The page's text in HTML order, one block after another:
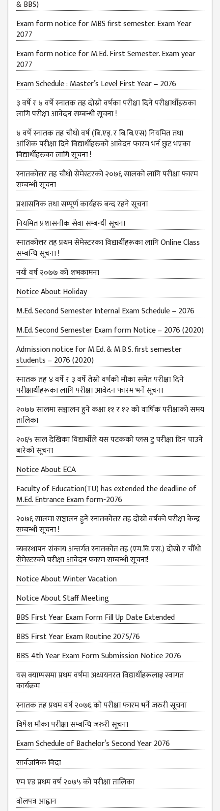
JOB
PLACEMENT
VACANCY
TENDER
VIDEO
GALLERY
FEEDBACK
FAQ
CONTACT
& BBS)
Exam form notice for MBS first semester. Exam Year
2077
Exam form notice for M.Ed. First Semester. Exam year
2077
Exam Schedule : Master’s Level First Year – 2076
३ वर्षे र ४ वर्षे स्नातक तह दोस्रो वर्षका परीक्षा दिने परीक्षार्थीहरुका
लागि परीक्षा आवेदन सम्बन्धी सूचना !
४ वर्षे स्नातक तह चौथो वर्ष (बि.एड्. र बि.बि.एस) नियमित तथा
आंशिक परीक्षा दिने विद्यार्थीहरुको आवेदन फारम भर्न छुट भएका
विद्यार्थीहरुका लागि सूचना !
स्नातकोत्तर तह चौथो सेमेस्टरको २०७६ सालको लागि परीक्षा फारम
सम्बन्धी सूचना
प्रशासनिक तथा सम्पूर्ण कार्यहरु बन्द रहने सूचना
नियमित प्रशासनीक सेवा सम्बन्धी सूचना
स्नातकोत्तर तह प्रथम सेमेस्टरका विद्यार्थीहरूका लागि Online Class
सम्बन्धि सूचना !
नयाँ वर्ष २०७७ को शभकामना
Notice About Holiday
M.Ed. Second Semester Internal Exam Schedule – 2076
M.Ed. Second Semester Exam form Notice – 2076 (2020)
Admission notice for M.Ed. & M.B.S. first semester
students – 2076 (2020)
स्नातक तह ४ वर्षे र ३ वर्षे तेस्रो वर्षको मौका समेत परीक्षा दिने
परीक्षार्थीहरूका लागि परीक्षा आवेदन फारम भर्ने सूचना
२०७७ सालमा सञ्चालन हुने कक्षा ११ र १२ को वार्षिक परीक्षाको समय
तालिका
२०६५ साल देखिका विद्यार्थीले यस पटकको प्लस टु परीक्षा दिन पाउने
बारेको सूचना
Notice About ECA
Faculty of Education(TU) has extended the deadline of
M.Ed. Entrance Exam form-2076
२०७६ सालमा सञ्चालन हुने स्नातकोत्तर तह दोस्रो वर्षको परीक्षा केन्द्र
सम्बन्धी सूचना !
व्यवस्थापन संकाय अन्तर्गत स्नातकोत तह (एम.वि.एस.) दोस्रो र चौँथो
सेमेस्टरको परीक्षा आवेदन फारम सम्बन्धी सूचना!
Notice About Winter Vacation
Notice About Staff Meeting
BBS First Year Exam Form Fill Up Date Extended
BBS First Year Exam Routine 2075/76
BBS 4th Year Exam Form Submission Notice 2076
यस क्याम्पसमा प्रथम वर्षमा अध्ययनरत विद्यार्थीहरूलाइ स्वागत
कार्यक्रम
स्नातक तह प्रथम वर्ष २०७६ को परीक्षा फारम भर्ने जरुरी सूचना
विषेश माैका परीक्षा सम्बन्धि जरुरी सूचना
Exam Schedule of Bachelor’s Second Year 2076
सार्वजनिक विदा
एम एड प्रथम वर्ष २०७५ को परीक्षा तालिका
वोलपत्र आह्वान